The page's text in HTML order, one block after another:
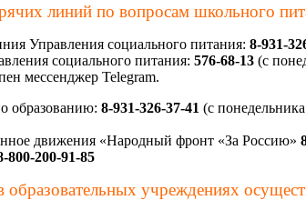
линий по вопросам школьного
Управления социального питания: 8-931-
социального питания: 576-68-13(с
мессенджер Telegram.
образованию: 8-931-326-37-41 (с
движения «Народный фронт «За Россию»
800-200-91-85
образовательных учреждениях